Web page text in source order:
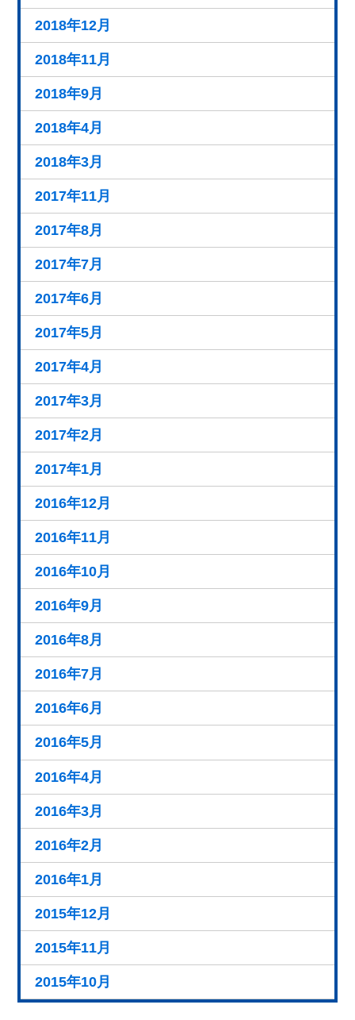
2018年12月
2018年11月
2018年9月
2018年4月
2018年3月
2017年11月
2017年8月
2017年7月
2017年6月
2017年5月
2017年4月
2017年3月
2017年2月
2017年1月
2016年12月
2016年11月
2016年10月
2016年9月
2016年8月
2016年7月
2016年6月
2016年5月
2016年4月
2016年3月
2016年2月
2016年1月
2015年12月
2015年11月
2015年10月